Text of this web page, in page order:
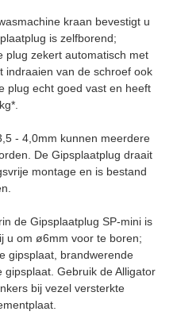
kraan bevestigt u
is zelfborend;
plug zekert automatisch met
indraaien van de schroef ook
plug echt goed vast en heeft
- 4,0mm kunnen meerdere
De Gipsplaatplug draait
montage en is bestand
de Gipsplaatplug SP-mini is
u om ø6mm voor te boren;
gipsplaat, brandwerende
Gebruik de Alligator
bij vezel versterkte